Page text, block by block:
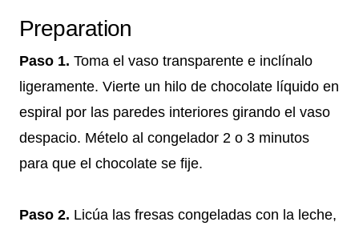
Preparation
Paso 1. Toma el vaso transparente e inclínalo
ligeramente. Vierte un hilo de chocolate líquido en
espiral por las paredes interiores girando el vaso
despacio. Mételo al congelador 2 o 3 minutos
para que el chocolate se fije.
Paso 2. Licúa las fresas congeladas con la leche,